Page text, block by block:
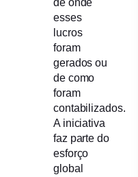
de onde
esses
lucros
foram
gerados ou
de como
foram
contabilizados.
A iniciativa
faz parte do
esforço
global